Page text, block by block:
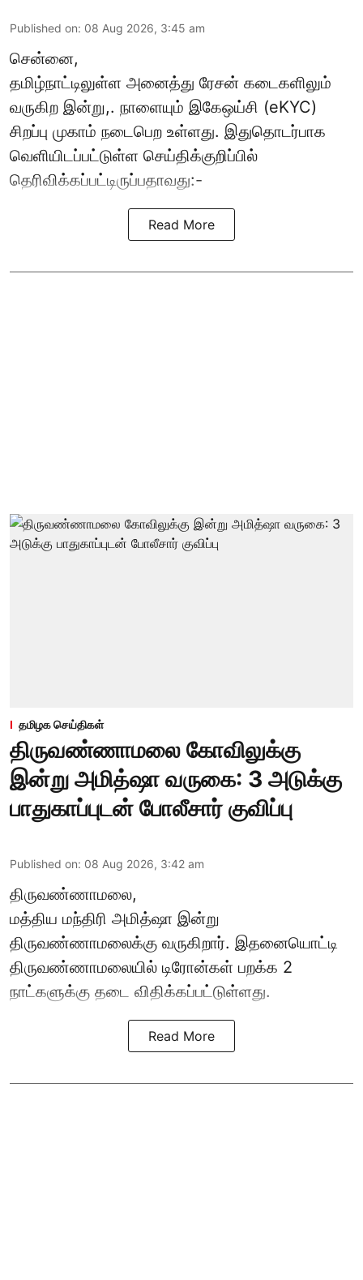
Published on: 08 Aug 2026, 3:45 am
சென்னை,
தமிழ்நாட்டிலுள்ள அனைத்து ரேசன் கடைகளிலும்
வருகிற இன்று,. நாளையும் இகேஒய்சி (eKYC)
சிறப்பு முகாம் நடைபெற உள்ளது. இதுதொடர்பாக
வெளியிடப்பட்டுள்ள செய்திக்குறிப்பில்
தெரிவிக்கப்பட்டிருப்பதாவது:-
Read More
தமிழக செய்திகள்
திருவண்ணாமலை கோவிலுக்கு
இன்று அமித்ஷா வருகை: 3 அடுக்கு
பாதுகாப்புடன் போலீசார் குவிப்பு
Published on: 08 Aug 2026, 3:42 am
திருவண்ணாமலை,
மத்திய மந்திரி அமித்ஷா இன்று
திருவண்ணாமலைக்கு வருகிறார். இதனையொட்டி
திருவண்ணாமலையில் டிரோன்கள் பறக்க 2
நாட்களுக்கு தடை விதிக்கப்பட்டுள்ளது.
Read More